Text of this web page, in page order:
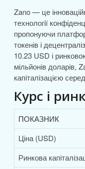
Zano — це
технології
пропонуючи
токенів і
10.23 USD і
мільйонів доларів,
капіталізацією
Курс і
ПОКАЗНИК
Ціна (USD)
Ринкова